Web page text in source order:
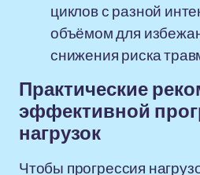
циклов с разной
объёмом для
снижения риска
Практические
эффективной
нагрузок
Чтобы прогрессия